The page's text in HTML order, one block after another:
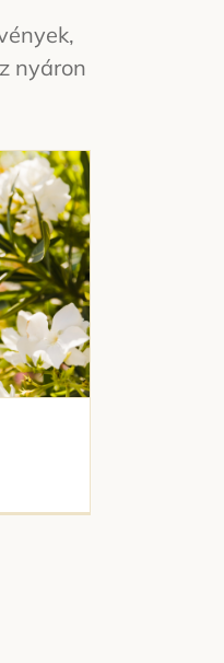
nyáron